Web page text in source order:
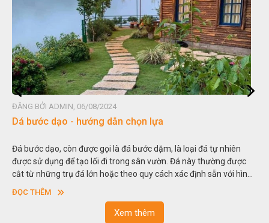
ĐĂNG BỞI ADMIN, 06/08/2024
Dá bước dạo - hướng dẫn chọn lựa
Đá bước dạo, còn được gọi là đá bước dặm, là loại đá tự nhiên
được sử dụng để tạo lối đi trong sân vườn. Đá này thường được
cắt từ những trụ đá lớn hoặc theo quy cách xác định sẵn với hình
vuông hoặc hình chữ nhật và có độ dày khác nhau.
ĐỌC THÊM
Xem thêm